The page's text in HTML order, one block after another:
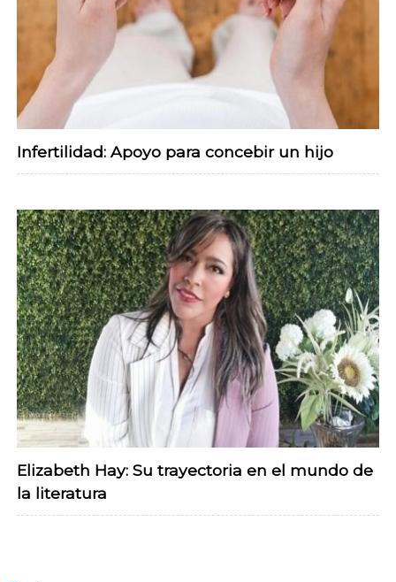
Infertilidad: Apoyo para concebir un hijo
Elizabeth Hay: Su trayectoria en el mundo de
la literatura